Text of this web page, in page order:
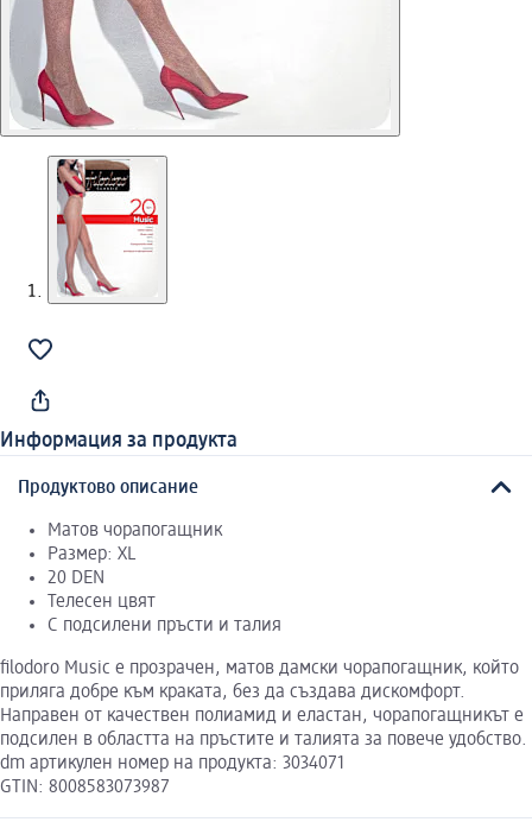
Информация за продукта
Продуктово описание
Матов чорапогащник
Размер: XL
20 DEN
Телесен цвят
С подсилени пръсти и талия
filodoro Music e прозрачен, матов дамски чорапогащник, който
приляга добре към краката, без да създава дискомфорт.
Направен от качествен полиамид и еластан, чорапогащникът е
подсилен в областта на пръстите и талията за повече удобство.
dm артикулен номер на продукта: 3034071
GTIN: 8008583073987